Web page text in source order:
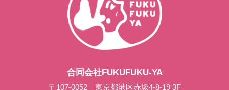
合同会社FUKUFUKU-YA
〒107-0052 東京都港区赤坂4-8-19 3F